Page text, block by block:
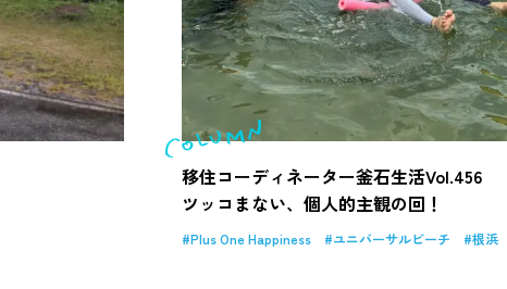
移住コーディネーター釜石生活Vol.456
ツッコまない、個人的主観の回！
Plus One Happiness ユニバーサルビーチ 根浜